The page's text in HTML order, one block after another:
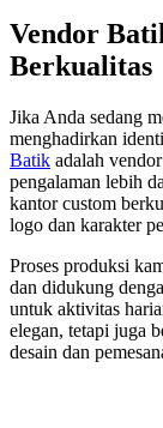
Vendor
Berkualitas
Jika Anda sedang
menghadirkan
Batik adalah
pengalaman lebih
kantor custom
logo dan karakter
Proses produksi
dan didukung
untuk aktivitas
elegan, tetapi juga
desain dan